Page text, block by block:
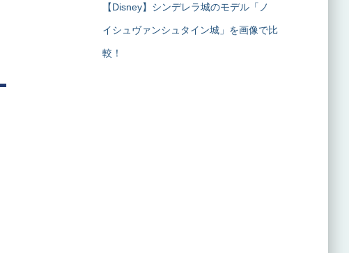
【Disney】シンデレラ城のモデル「ノ
イシュヴァンシュタイン城」を画像で比
較！